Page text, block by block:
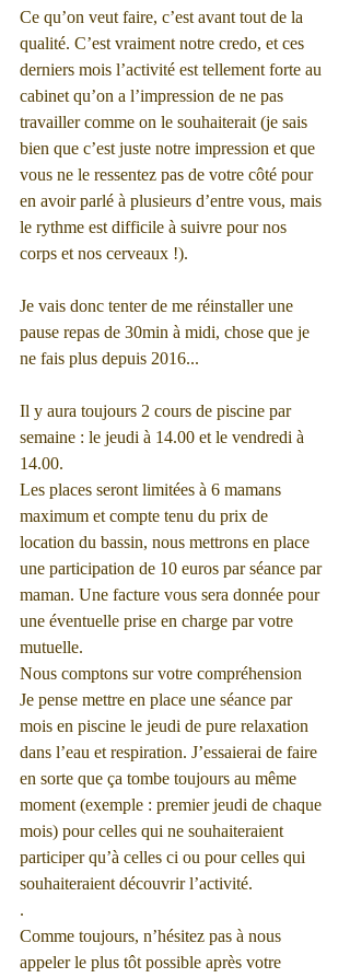
Ce qu’on veut faire, c’est avant tout de la
qualité. C’est vraiment notre credo, et ces
derniers mois l’activité est tellement forte au
cabinet qu’on a l’impression de ne pas
travailler comme on le souhaiterait (je sais
bien que c’est juste notre impression et que
vous ne le ressentez pas de votre côté pour
en avoir parlé à plusieurs d’entre vous, mais
le rythme est difficile à suivre pour nos
corps et nos cerveaux !).
Je vais donc tenter de me réinstaller une
pause repas de 30min à midi, chose que je
ne fais plus depuis 2016...
Il y aura toujours 2 cours de piscine par
semaine : le jeudi à 14.00 et le vendredi à
14.00.
Les places seront limitées à 6 mamans
maximum et compte tenu du prix de
location du bassin, nous mettrons en place
une participation de 10 euros par séance par
maman. Une facture vous sera donnée pour
une éventuelle prise en charge par votre
mutuelle.
Nous comptons sur votre compréhension
Je pense mettre en place une séance par
mois en piscine le jeudi de pure relaxation
dans l’eau et respiration. J’essaierai de faire
en sorte que ça tombe toujours au même
moment (exemple : premier jeudi de chaque
mois) pour celles qui ne souhaiteraient
participer qu’à celles ci ou pour celles qui
souhaiteraient découvrir l’activité.
.
Comme toujours, n’hésitez pas à nous
appeler le plus tôt possible après votre